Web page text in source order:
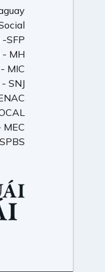
SFP
- MH
MIC
SNJ
MEC